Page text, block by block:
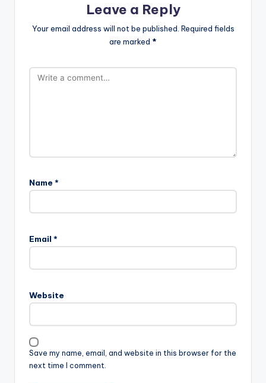
Leave a Reply
Your email address will not be published. Required fields
are marked *
Name *
Email *
Website
Save my name, email, and website in this browser for the
next time I comment.